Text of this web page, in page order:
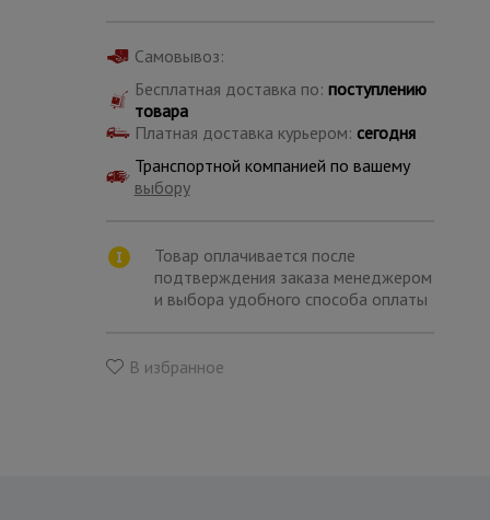
всех
Самовывоз:
Бесплатная доставка по: поступлению
товара
Платная доставка курьером: сегодня
Транспортной компанией по вашему
выбору
Товар оплачивается после
подтверждения заказа менеджером
и выбора удобного способа оплаты
В избранное